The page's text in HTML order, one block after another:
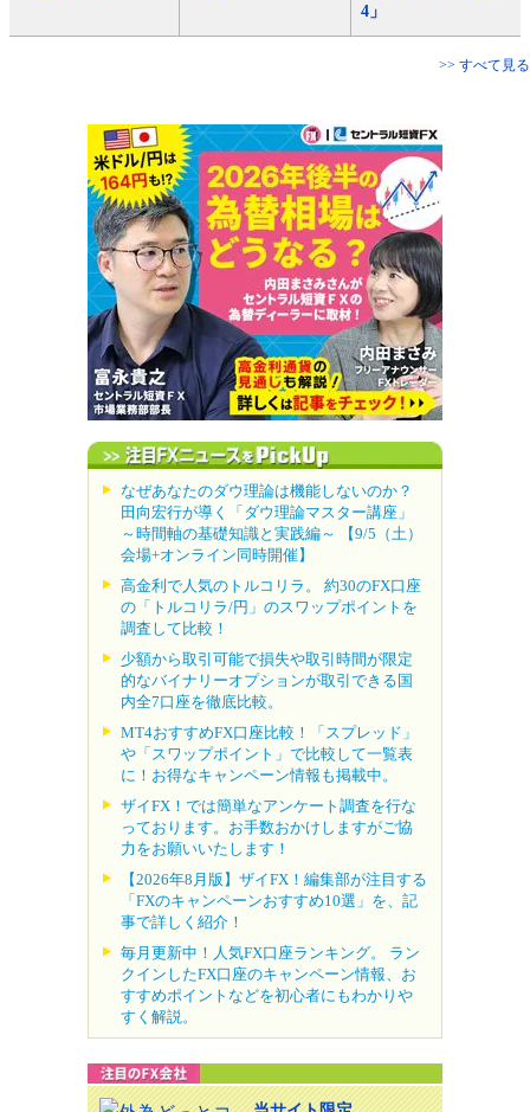
4」
>> すべて見る
なぜあなたのダウ理論は機能しないのか？
田向宏行が導く「ダウ理論マスター講座」
～時間軸の基礎知識と実践編～ 【9/5（土）
会場+オンライン同時開催】
高金利で人気のトルコリラ。 約30のFX口座
の「トルコリラ/円」のスワップポイントを
調査して比較！
少額から取引可能で損失や取引時間が限定
的なバイナリーオプションが取引できる国
内全7口座を徹底比較。
MT4おすすめFX口座比較！「スプレッド」
や「スワップポイント」で比較して一覧表
に！お得なキャンペーン情報も掲載中。
ザイFX！では簡単なアンケート調査を行な
っております。お手数おかけしますがご協
力をお願いいたします！
【2026年8月版】ザイFX！編集部が注目する
「FXのキャンペーンおすすめ10選」を、記
事で詳しく紹介！
毎月更新中！人気FX口座ランキング。 ラン
クインしたFX口座のキャンペーン情報、お
すすめポイントなどを初心者にもわかりや
すく解説。